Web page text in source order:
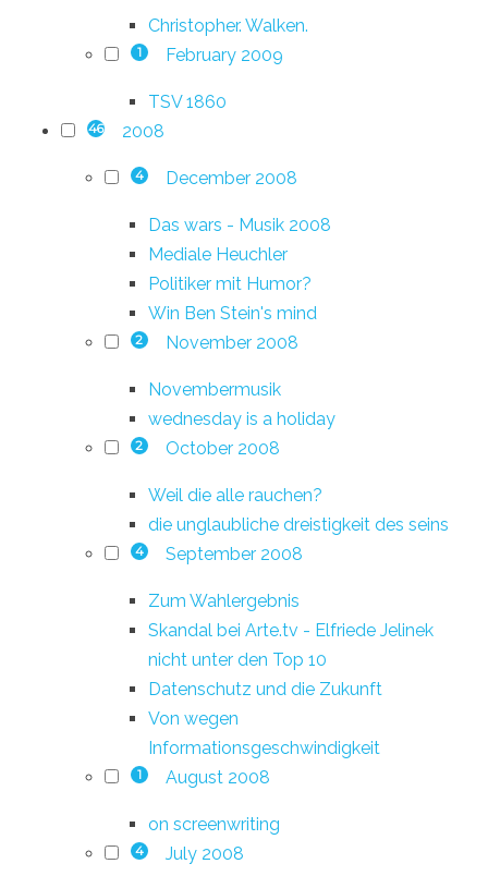
Christopher. Walken.
1 February 2009
TSV 1860
46 2008
4 December 2008
Das wars - Musik 2008
Mediale Heuchler
Politiker mit Humor?
Win Ben Stein's mind
2 November 2008
Novembermusik
wednesday is a holiday
2 October 2008
Weil die alle rauchen?
die unglaubliche dreistigkeit des seins
4 September 2008
Zum Wahlergebnis
Skandal bei Arte.tv - Elfriede Jelinek
nicht unter den Top 10
Datenschutz und die Zukunft
Von wegen
Informationsgeschwindigkeit
1 August 2008
on screenwriting
4 July 2008